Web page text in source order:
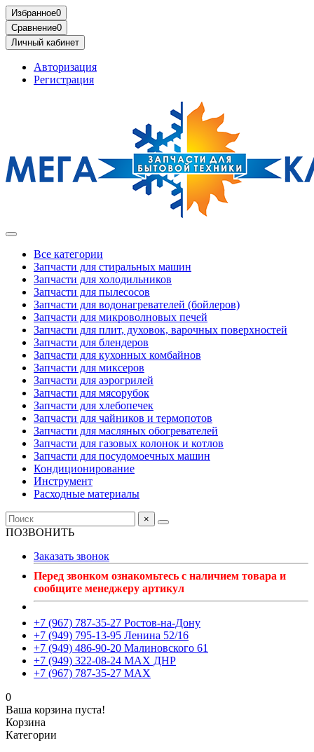
Избранное0
Сравнение0
Личный кабинет
Авторизация
Регистрация
Все категории
Запчасти для стиральных машин
Запчасти для холодильников
Запчасти для пылесосов
Запчасти для водонагревателей (бойлеров)
Запчасти для микроволновых печей
Запчасти для плит, духовок, варочных поверхностей
Запчасти для блендеров
Запчасти для кухонных комбайнов
Запчасти для миксеров
Запчасти для аэрогрилей
Запчасти для мясорубок
Запчасти для хлебопечек
Запчасти для чайников и термопотов
Запчасти для масляных обогревателей
Запчасти для газовых колонок и котлов
Запчасти для посудомоечных машин
Кондиционирование
Инструмент
Расходные материалы
×
ПОЗВОНИТЬ
Заказать звонок
Перед звонком ознакомьтесь с наличием товара и
сообщите менеджеру артикул
+7 (967) 787-35-27 Ростов-на-Дону
+7 (949) 795-13-95 Ленина 52/16
+7 (949) 486-90-20 Малиновского 61
+7 (949) 322-08-24 MAX ДНР
+7 (967) 787-35-27 MAX
0
Ваша корзина пуста!
Корзина
Категории